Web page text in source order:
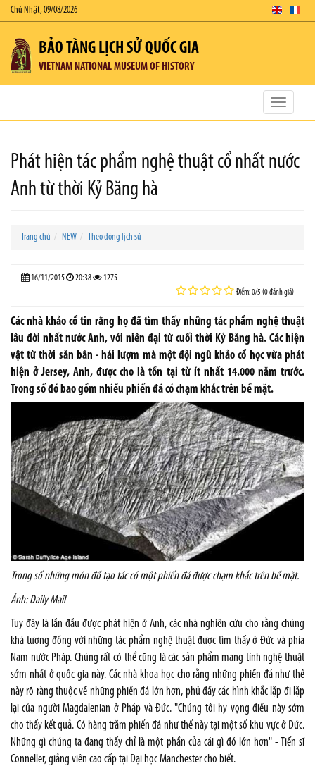
Chủ Nhật, 09/08/2026
BẢO TÀNG LỊCH SỬ QUỐC GIA
VIETNAM NATIONAL MUSEUM OF HISTORY
Toggle
Phát hiện tác phẩm nghệ thuật cổ nhất nước
Anh từ thời Kỷ Băng hà
Trang chủ NEW Theo dòng lịch sử
16/11/2015 20:38 1275
Điểm: 0/5 (0 đánh giá)
Các nhà khảo cổ tin rằng họ đã tìm thấy những tác phẩm nghệ thuật
lâu đời nhất nước Anh, với niên đại từ cuối thời Kỷ Băng hà. Các hiện
vật từ thời săn bắn - hái lượm mà một đội ngũ khảo cổ học vừa phát
hiện ở Jersey, Anh, được cho là tồn tại từ ít nhất 14.000 năm trước.
Trong số đó bao gồm nhiều phiến đá có chạm khắc trên bề mặt.
Trong số những món đồ tạo tác có một phiến đá được chạm khắc trên bề mặt.
Ảnh: Daily Mail
Tuy đây là lần đầu được phát hiện ở Anh, các nhà nghiên cứu cho rằng chúng
khá tương đồng với những tác phẩm nghệ thuật được tìm thấy ở Đức và phía
Nam nước Pháp. Chúng rất có thể cũng là các sản phẩm mang tính nghệ thuật
sớm nhất ở quốc gia này. Các nhà khoa học cho rằng những phiến đá như thế
này rõ ràng thuộc về những phiến đá lớn hơn, phủ đầy các hình khắc lặp đi lặp
lại của người Magdalenian ở Pháp và Đức. "Chúng tôi hy vọng điều này sớm
cho thấy kết quả. Có hàng trăm phiến đá như thế này tại một số khu vực ở Đức.
Những gì chúng ta đang thấy chỉ là một phần của cái gì đó lớn hơn" - Tiến sĩ
Conneller, giảng viên cao cấp tại Đại học Manchester cho biết.